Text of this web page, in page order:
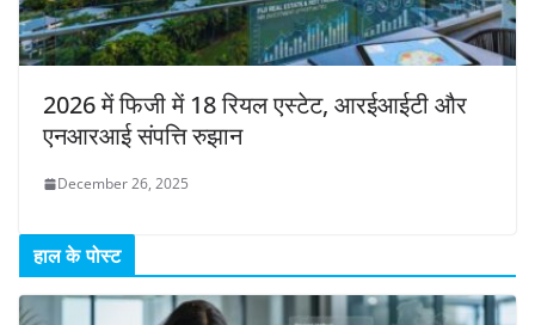
2026 में फिजी में 18 रियल एस्टेट, आरईआईटी और
एनआरआई संपत्ति रुझान
December 26, 2025
हाल के पोस्ट